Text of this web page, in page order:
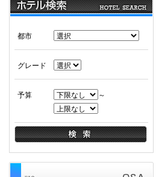
都市
グレード
予算 ～